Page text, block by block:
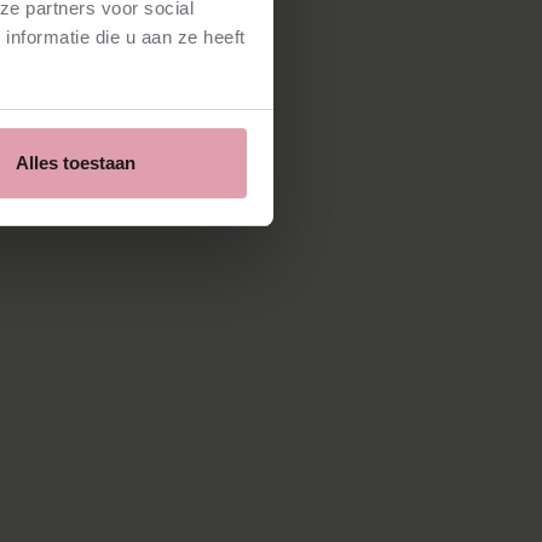
partners voor social
die u aan ze heeft
Alles toestaan